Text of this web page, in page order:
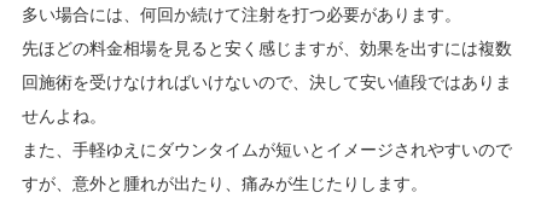
多い場合には、何回か続けて注射を打つ必要があります。
先ほどの料金相場を見ると安く感じますが、効果を出すには複数
回施術を受けなければいけないので、決して安い値段ではありま
せんよね。
また、手軽ゆえにダウンタイムが短いとイメージされやすいので
すが、意外と腫れが出たり、痛みが生じたりします。